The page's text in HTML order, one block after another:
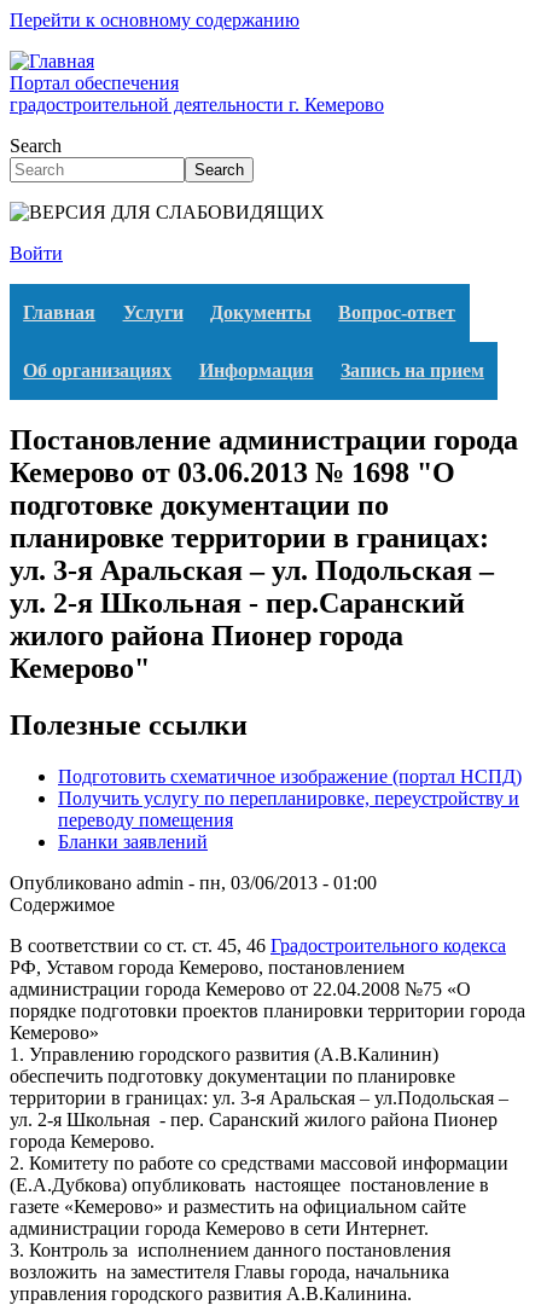
Перейти к основному содержанию
Портал обеспечения
градостроительной деятельности г. Кемерово
Search
Search
Войти
Главная Услуги Документы Вопрос-ответ
Об организациях Информация Запись на прием
Постановление администрации города
Кемерово от 03.06.2013 № 1698 "О
подготовке документации по
планировке территории в границах:
ул. 3-я Аральская – ул. Подольская –
ул. 2-я Школьная - пер.Саранский
жилого района Пионер города
Кемерово"
Полезные ссылки
Подготовить схематичное изображение (портал НСПД)
Получить услугу по перепланировке, переустройству и
переводу помещения
Бланки заявлений
Опубликовано admin - пн, 03/06/2013 - 01:00
Содержимое
В соответствии со ст. ст. 45, 46 Градостроительного кодекса
РФ, Уставом города Кемерово, постановлением
администрации города Кемерово от 22.04.2008 №75 «О
порядке подготовки проектов планировки территории города
Кемерово»
1. Управлению городского развития (А.В.Калинин)
обеспечить подготовку документации по планировке
территории в границах: ул. 3-я Аральская – ул.Подольская –
ул. 2-я Школьная - пер. Саранский жилого района Пионер
города Кемерово.
2. Комитету по работе со средствами массовой информации
(Е.А.Дубкова) опубликовать настоящее постановление в
газете «Кемерово» и разместить на официальном сайте
администрации города Кемерово в сети Интернет.
3. Контроль за исполнением данного постановления
возложить на заместителя Главы города, начальника
управления городского развития А.В.Калинина.